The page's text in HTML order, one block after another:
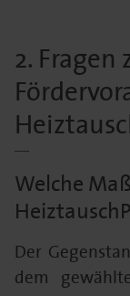
2. Fragen
Welche
Der
dem